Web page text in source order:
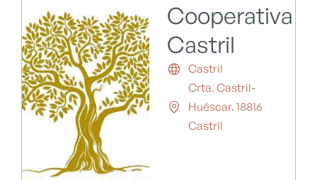
Cooperativa
Castril
Castril
Crta. Castril-
Huéscar. 18816
Castril